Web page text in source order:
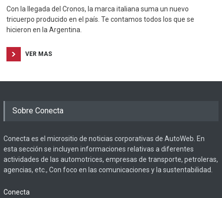
Con la llegada del Cronos, la marca italiana suma un nuevo
tricuerpo producido en el país. Te contamos todos los que se
hicieron en la Argentina.
VER MAS
Sobre Conecta
Conecta es el micrositio de noticias corporativas de AutoWeb. En
esta sección se incluyen informaciones relativas a diferentes
actividades de las automotrices, empresas de transporte, petroleras,
agencias, etc., Con foco en las comunicaciones y la sustentabilidad.
Conecta